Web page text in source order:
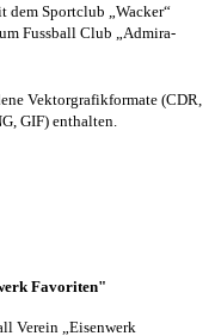
dem Sportclub „Wacker“
Fussball Club „Admira-
Vektorgrafikformate (CDR,
GIF) enthalten.
Favoriten"
Verein „Eisenwerk